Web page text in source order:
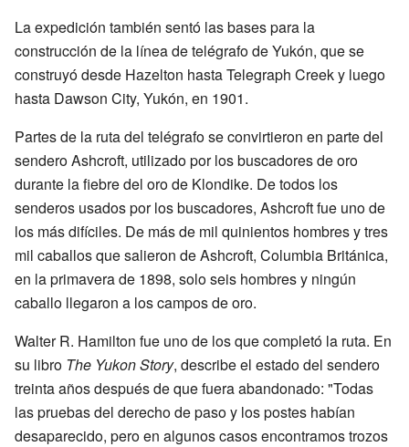
La expedición también sentó las bases para la
construcción de la línea de telégrafo de Yukón, que se
construyó desde Hazelton hasta Telegraph Creek y luego
hasta Dawson City, Yukón, en 1901.
Partes de la ruta del telégrafo se convirtieron en parte del
sendero Ashcroft, utilizado por los buscadores de oro
durante la fiebre del oro de Klondike. De todos los
senderos usados por los buscadores, Ashcroft fue uno de
los más difíciles. De más de mil quinientos hombres y tres
mil caballos que salieron de Ashcroft, Columbia Británica,
en la primavera de 1898, solo seis hombres y ningún
caballo llegaron a los campos de oro.
Walter R. Hamilton fue uno de los que completó la ruta. En
su libro The Yukon Story, describe el estado del sendero
treinta años después de que fuera abandonado: "Todas
las pruebas del derecho de paso y los postes habían
desaparecido, pero en algunos casos encontramos trozos